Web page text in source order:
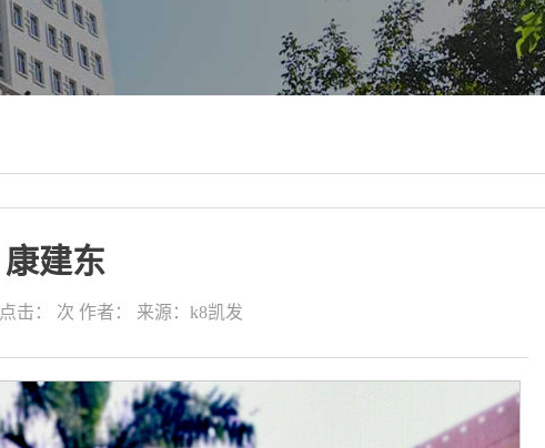
康建东
点击： 次 作者： 来源：k8凯发